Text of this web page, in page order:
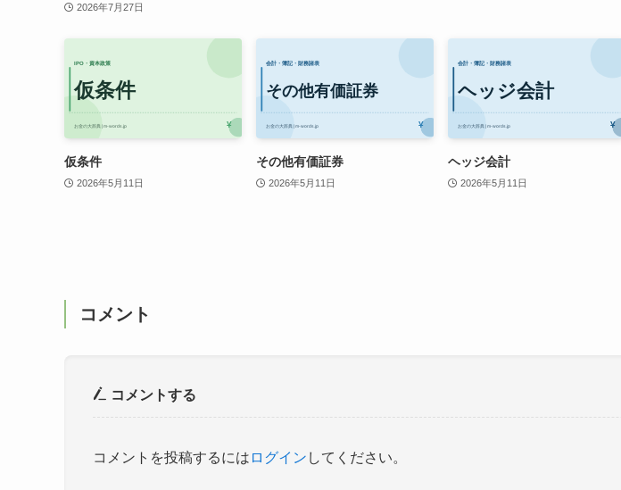
2026年7月27日
仮条件
2026年5月11日
その他有価証券
2026年5月11日
ヘッジ会計
2026年5月11日
コメント
コメントする
コメントを投稿するには ログイン してください。